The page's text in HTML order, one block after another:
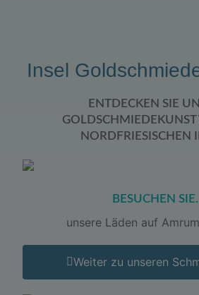
Insel
ENTDECKEN SIE
NORDFRIESISCHEN
BESUCHEN
unsere Läden auf
Weiter zu unseren